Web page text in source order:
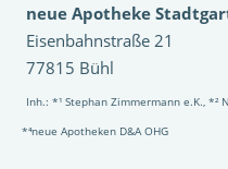
neue Apotheke
Eisenbahnstraße 21
77815 Bühl
Inh.: *¹ Stephan Zimmermann e.K., *²
*⁴neue Apotheken D&A OHG